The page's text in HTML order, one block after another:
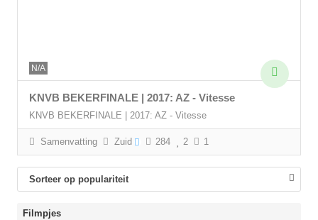
N/A
KNVB BEKERFINALE | 2017: AZ - Vitesse
KNVB BEKERFINALE | 2017: AZ - Vitesse
Samenvatting Zuid 284 2 1
Sorteer op populariteit
Filmpjes